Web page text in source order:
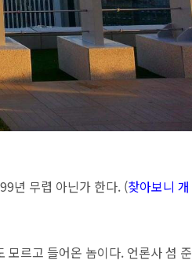
년 무렵 아닌가 한다. (찾아보니 개
모르고 들어온 놈이다. 언론사 셤 준